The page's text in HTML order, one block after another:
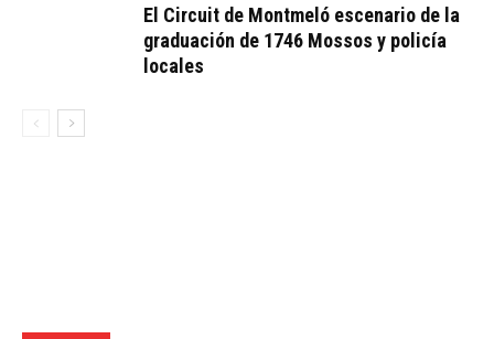
El Circuit de Montmeló escenario de la
graduación de 1746 Mossos y policía
locales